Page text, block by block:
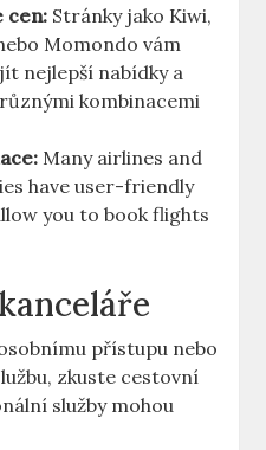
cen: Stránky jako Kiwi,
Momondo vám
‍nejlepší nabídky a
‍kombinacemi
Many airlines and
have user-friendly
you to book flights‌
přístupu nebo
zkuste cestovní
služby mohou